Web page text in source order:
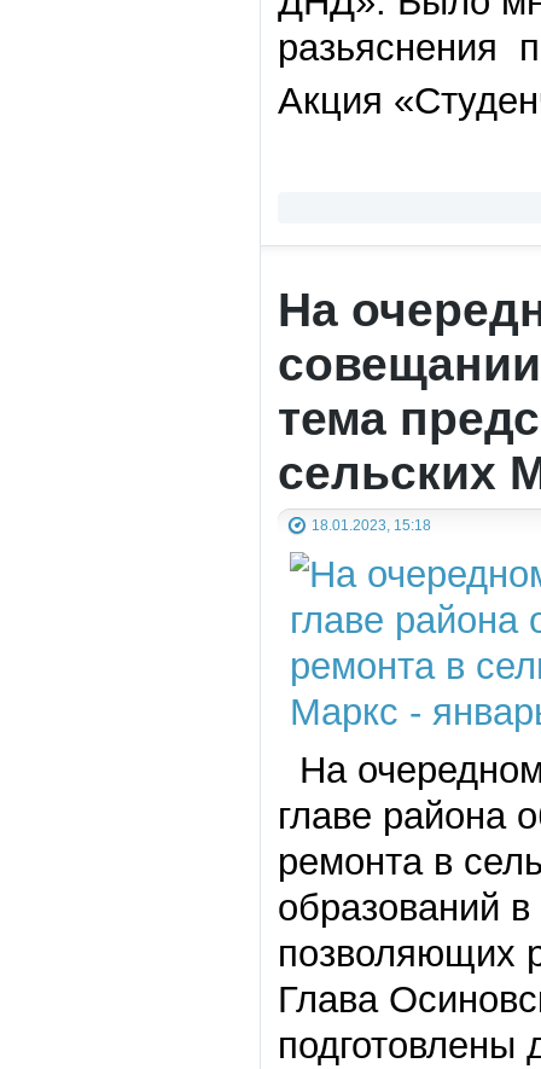
разьяснения
Акция
На
тема
сельских
18.01.2023, 15:18
На
главе района
ремонта в
образований
позволяющих
Глава
подготовлены